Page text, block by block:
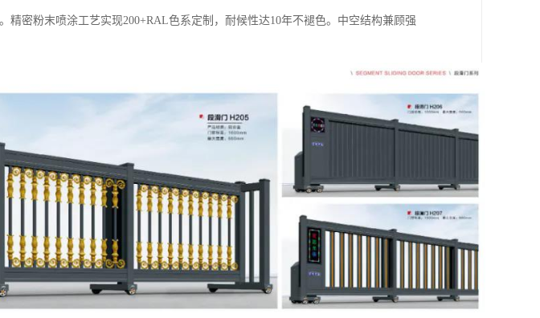
精密粉末喷涂工艺实现200+RAL色系定制，耐候性达10年不褪色。中空结构兼顾强